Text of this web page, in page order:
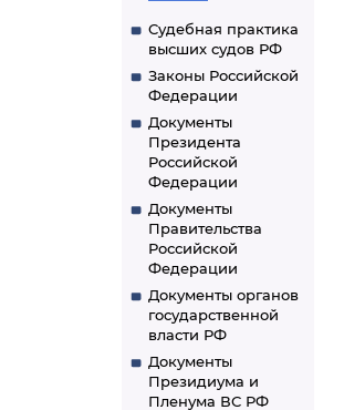
Судебная практика
высших судов РФ
Законы Российской
Федерации
Документы
Президента
Российской
Федерации
Документы
Правительства
Российской
Федерации
Документы органов
государственной
власти РФ
Документы
Президиума и
Пленума ВС РФ